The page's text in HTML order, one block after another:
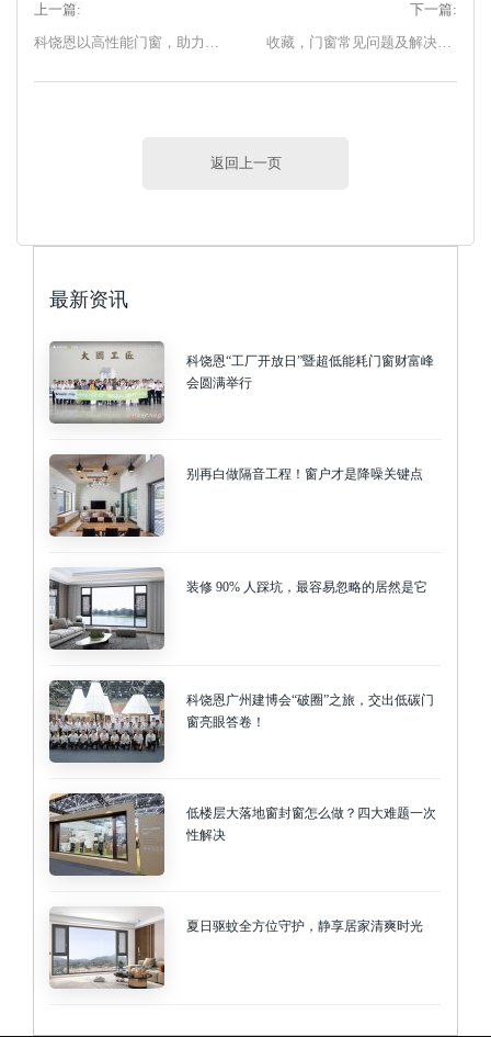
上一篇:
科饶恩以高性能门窗，助力国家双碳战略实施
下一篇:
收藏，门窗常见问题及解决办法！
返回上一页
最新资讯
科饶恩“工厂开放日”暨超低能耗门窗财富峰
会圆满举行
别再白做隔音工程！窗户才是降噪关键点
装修 90% 人踩坑，最容易忽略的居然是它
科饶恩广州建博会“破圈”之旅，交出低碳门
窗亮眼答卷！
低楼层大落地窗封窗怎么做？四大难题一次
性解决
夏日驱蚊全方位守护，静享居家清爽时光